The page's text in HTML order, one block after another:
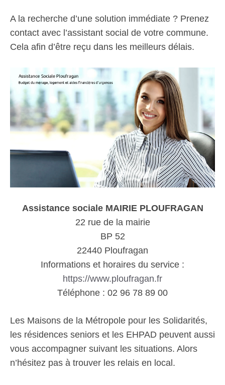
A la recherche d’une solution immédiate ? Prenez
contact avec l’assistant social de votre commune.
Cela afin d’être reçu dans les meilleurs délais.
Assistance sociale MAIRIE PLOUFRAGAN
22 rue de la mairie
BP 52
22440 Ploufragan
Informations et horaires du service :
https://www.ploufragan.fr
Téléphone : 02 96 78 89 00
Les Maisons de la Métropole pour les Solidarités,
les résidences seniors et les EHPAD peuvent aussi
vous accompagner suivant les situations. Alors
n’hésitez pas à trouver les relais en local.